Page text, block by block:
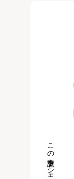
この記事をシェア